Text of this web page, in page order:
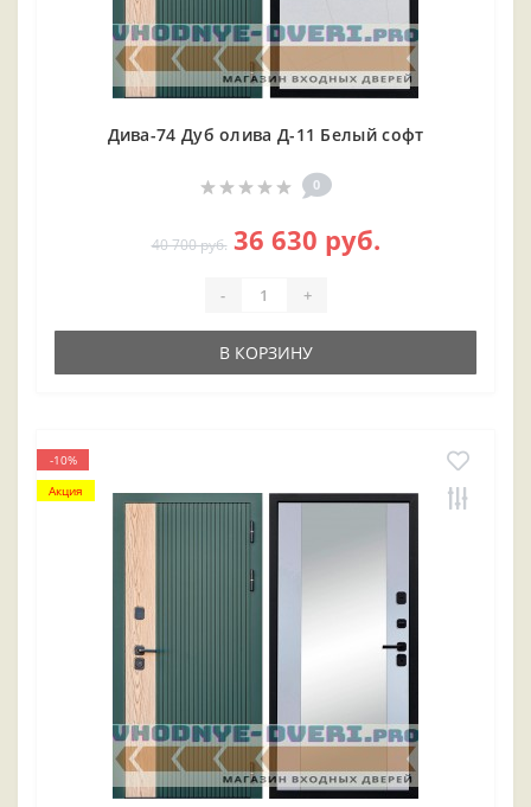
Дива-74 Дуб олива Д-11 Белый софт
0
40 700 руб. 36 630 руб.
- +
В КОРЗИНУ
-10%
Акция